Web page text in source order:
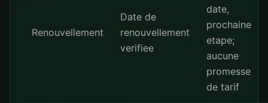
Renouvellement
Date de
renouvellement
verifiee
date,
prochaine
etape;
aucune
promesse
de tarif